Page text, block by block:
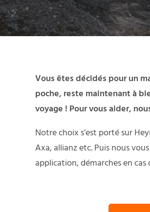
Vous êtes décidés pour un
poche, reste maintenant à
voyage ! Pour vous aider,
Notre choix s’est porté sur
Axa, allianz etc. Puis nous
application, démarches en cas